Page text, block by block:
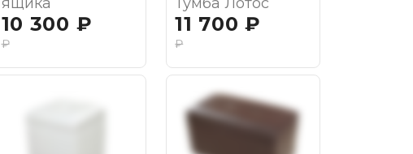
10 300 ₽
₽
11 700 ₽
₽